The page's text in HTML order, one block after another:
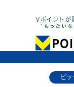
Vポイントが
ピ